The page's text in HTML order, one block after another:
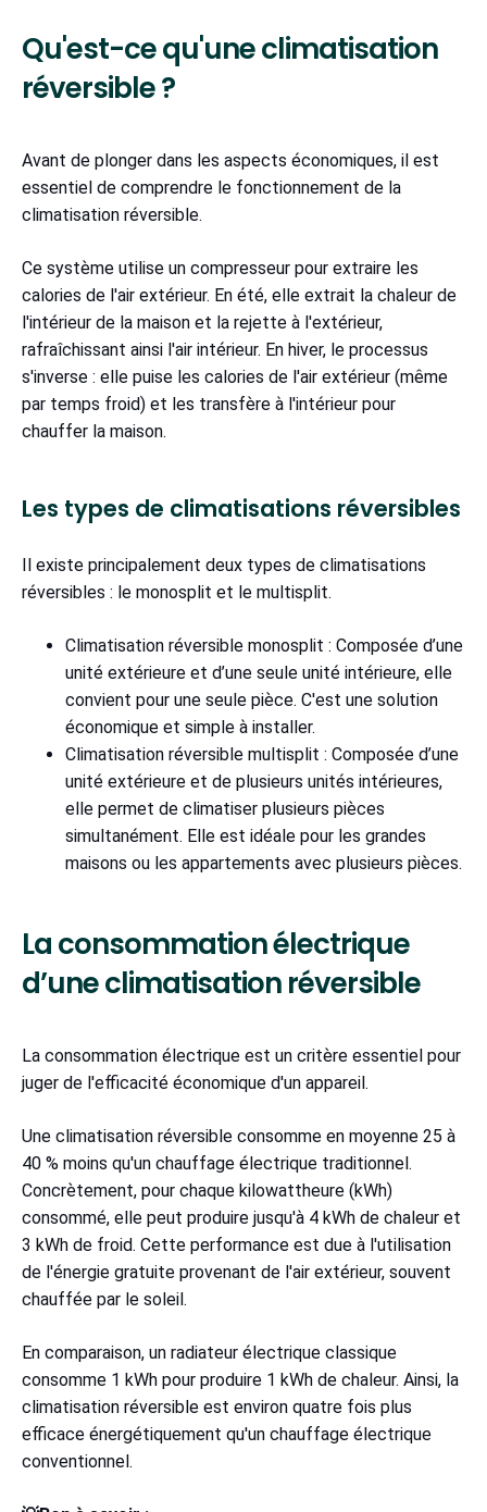
Qu'est-ce qu'une climatisation
réversible ?
Avant de plonger dans les aspects économiques, il est
essentiel de comprendre le fonctionnement de la
climatisation réversible.
Ce système utilise un compresseur pour extraire les
calories de l'air extérieur. En été, elle extrait la chaleur de
l'intérieur de la maison et la rejette à l'extérieur,
rafraîchissant ainsi l'air intérieur. En hiver, le processus
s'inverse : elle puise les calories de l'air extérieur (même
par temps froid) et les transfère à l'intérieur pour
chauffer la maison.
Les types de climatisations réversibles
Il existe principalement deux types de climatisations
réversibles : le monosplit et le multisplit.
Climatisation réversible monosplit : Composée d’une
unité extérieure et d’une seule unité intérieure, elle
convient pour une seule pièce. C'est une solution
économique et simple à installer.
Climatisation réversible multisplit : Composée d’une
unité extérieure et de plusieurs unités intérieures,
elle permet de climatiser plusieurs pièces
simultanément. Elle est idéale pour les grandes
maisons ou les appartements avec plusieurs pièces.
La consommation électrique
d’une climatisation réversible
La consommation électrique est un critère essentiel pour
juger de l'efficacité économique d'un appareil.
Une climatisation réversible consomme en moyenne 25 à
40 % moins qu'un chauffage électrique traditionnel.
Concrètement, pour chaque kilowattheure (kWh)
consommé, elle peut produire jusqu'à 4 kWh de chaleur et
3 kWh de froid. Cette performance est due à l'utilisation
de l'énergie gratuite provenant de l'air extérieur, souvent
chauffée par le soleil.
En comparaison, un radiateur électrique classique
consomme 1 kWh pour produire 1 kWh de chaleur. Ainsi, la
climatisation réversible est environ quatre fois plus
efficace énergétiquement qu'un chauffage électrique
conventionnel.